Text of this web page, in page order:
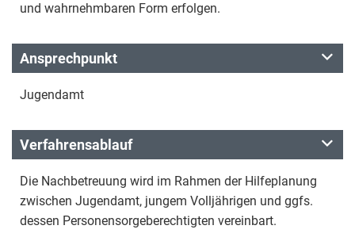
und wahrnehmbaren Form erfolgen.
Ansprechpunkt
Jugendamt
Verfahrensablauf
Die Nachbetreuung wird im Rahmen der Hilfeplanung
zwischen Jugendamt, jungem Volljährigen und ggfs.
dessen Personensorgeberechtigten vereinbart.